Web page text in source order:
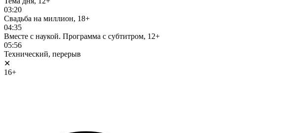
03:20
Свадьба на миллион, 18+
04:35
Вместе с наукой. Программа с субтитром, 12+
05:56
Технический, перерыв
✕
16+